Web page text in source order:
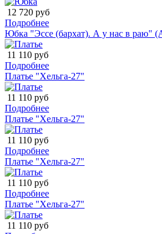
12 720 руб
Подробнее
Юбка "Эссе (бархат). А у нас в раю"
11 110 руб
Подробнее
Платье "Хельга-27"
11 110 руб
Подробнее
Платье "Хельга-27"
11 110 руб
Подробнее
Платье "Хельга-27"
11 110 руб
Подробнее
Платье "Хельга-27"
11 110 руб